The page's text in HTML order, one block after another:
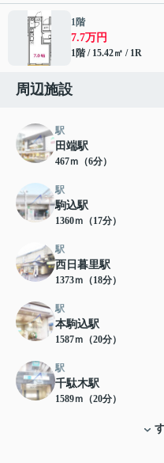
1階
7.7万円
1階 / 15.42㎡ / 1R
周辺施設
駅
田端駅
467ｍ（6分）
駅
駒込駅
1360ｍ（17分）
駅
西日暮里駅
1373ｍ（18分）
駅
本駒込駅
1587ｍ（20分）
駅
千駄木駅
1589ｍ（20分）